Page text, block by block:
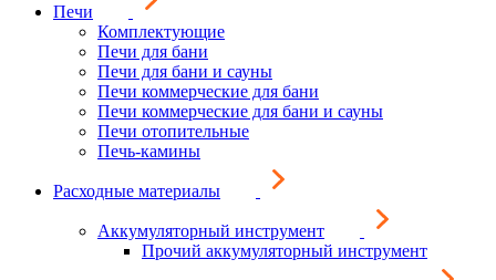
Печи
Комплектующие
Печи для бани
Печи для бани и сауны
Печи коммерческие для бани
Печи коммерческие для бани и сауны
Печи отопительные
Печь-камины
Расходные материалы
Аккумуляторный инструмент
Прочий аккумуляторный инструмент